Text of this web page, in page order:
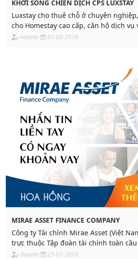
KHỞI SÓNG CHIẾN DỊCH CPS LUXSTAY
Luxstay cho thuê chỗ ở chuyên
cho Homestay cao cấp, căn hộ dịch
dưỡng, mang đến những trải nghiệm
Hoantv 01-02-2019
MIRAE ASSET FINANCE COMPANY
Công ty Tài chính Mirae Asset (Việt
trực thuộc Tập đoàn tài chính toàn
ty cung cấp cho khách hàng các dịch
Hoantv 25-01-2019